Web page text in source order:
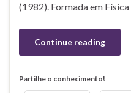
(1982). Formada em
Continue reading
Partilhe o conhecimento!